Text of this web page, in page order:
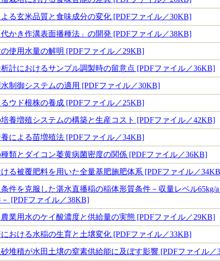
る玄米品質と食味成分の変化 [PDFファイル／30KB]
かき作溝表面播種法」の開発 [PDFファイル／38KB]
使用水量の解明 [PDFファイル／29KB]
計におけるサンプル調製時の留意点 [PDFファイル／36KB]
制御システムの適用 [PDFファイル／30KB]
ウド根株の養成 [PDFファイル／25KB]
養増殖システムの構築と生産コスト [PDFファイル／42KB]
による苗増殖法 [PDFファイル／34KB]
類とダイコン萎黄病菌密度の関係 [PDFファイル／36KB]
る被覆肥料を用いた全量基肥施肥体系 [PDFファイル／
件を克服した湛水直播稲の稲体形質条件－収量レベル
[PDFファイル／38KB]
業用水のケイ酸濃度と供給量の実態 [PDFファイル／29KB]
おける水稲の生育と土壌変化 [PDFファイル／33KB]
堆積が水田土壌の窒素供給能に及ぼす影響 [PDFファイル／